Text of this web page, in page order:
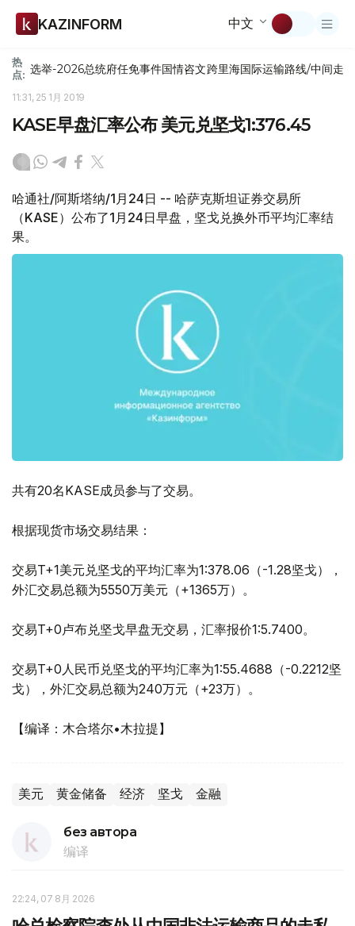
KAZINFORM 中文
热
点: 选举-2026总统府任免事件国情咨文跨里海国际运输路线/中间走廊
11:31, 25 1月 2019
KASE早盘汇率公布 美元兑坚戈1:376.45
哈通社/阿斯塔纳/1月24日 -- 哈萨克斯坦证券交易所
（KASE）公布了1月24日早盘，坚戈兑换外币平均汇率结
果。
共有20名KASE成员参与了交易。
根据现货市场交易结果：
交易T+1美元兑坚戈的平均汇率为1:378.06（-1.28坚戈），
外汇交易总额为5550万美元（+1365万）。
交易T+0卢布兑坚戈早盘无交易，汇率报价1:5.7400。
交易T+0人民币兑坚戈的平均汇率为1:55.4688（-0.2212坚
戈），外汇交易总额为240万元（+23万）。
【编译：木合塔尔•木拉提】
美元 黄金储备 经济 坚戈 金融
без автора
编译
22:24, 07 8月 2026